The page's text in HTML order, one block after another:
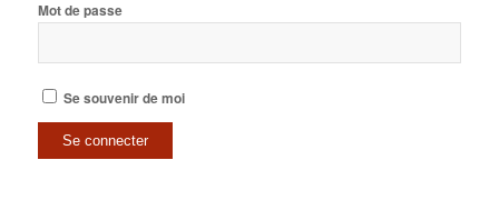
Mot de passe
Se souvenir de moi